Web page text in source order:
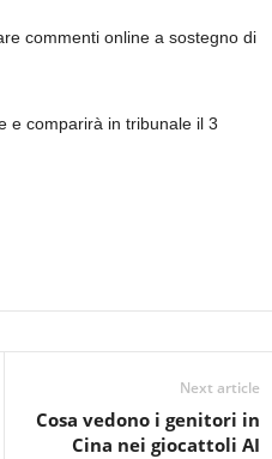
commenti online a sostegno di
e comparirà in tribunale il 3
Next article
Cosa vedono i genitori in
Cina nei giocattoli AI